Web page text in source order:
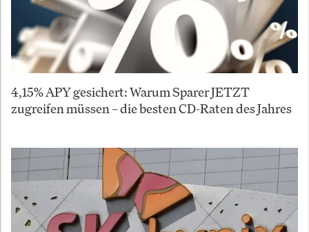
4,15% APY gesichert: Warum Sparer JETZT
zugreifen müssen – die besten CD-Raten des Jahres